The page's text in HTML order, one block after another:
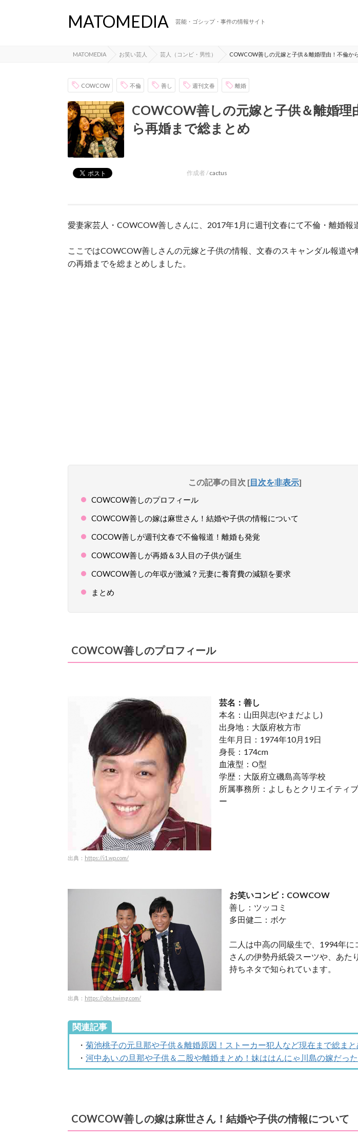
MATOMEDIA 芸能・ゴシップ・事件の情報サイト
MATOMEDIA お笑い芸人 芸人（コンビ・男性） COWCOW善しの元嫁と子供＆離婚理由！不倫か
COWCOW 不倫 善し 週刊文春 離婚
COWCOW善しの元嫁と子供＆離婚理
ら再婚まで総まとめ
作成者 / cactus
愛妻家芸人・COWCOW善しさんに、2017年1月に週刊文春にて不倫・離婚報
ここではCOWCOW善しさんの元嫁と子供の情報、文春のスキャンダル報道や
の再婚までを総まとめしました。
この記事の目次 [目次を非表示]
COWCOW善しのプロフィール
COWCOW善しの嫁は麻世さん！結婚や子供の情報について
COCOW善しが週刊文春で不倫報道！離婚も発覚
COWCOW善しが再婚＆3人目の子供が誕生
COWCOW善しの年収が激減？元妻に養育費の減額を要求
まとめ
COWCOW善しのプロフィール
出典： https://i1.wp.com/
芸名：善し
本名：山田與志(やまだよし)
出身地：大阪府枚方市
生年月日：1974年10月19日
身長：174cm
血液型：O型
学歴：大阪府立磯島高等学校
所属事務所：よしもとクリエイティ
ー
出典： https://pbs.twimg.com/
お笑いコンビ：COWCOW
善し：ツッコミ
多田健二：ボケ
二人は中高の同級生で、1994年に
さんの伊勢丹紙袋スーツや、あた
持ちネタで知られています。
関連記事
・ 菊池桃子の元旦那や子供＆離婚原因！ストーカー犯人など現在まで総まと
・ 河中あい.の旦那や子供＆二股や離婚まとめ！妹ははんにゃ川島の嫁だった
COWCOW善しの嫁は麻世さん！結婚や子供の情報について